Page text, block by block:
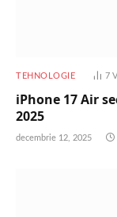
TEHNOLOGIE 7
iPhone 17 Air
2025
decembrie 12, 2025